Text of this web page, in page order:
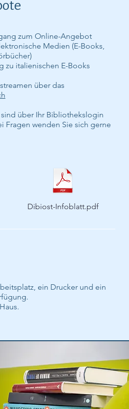
zum Online-Angebot
Medien (E-Books,
zu italienischen E-Books
über das
über Ihr Bibliothekslogin
Fragen wenden Sie sich gerne
Dibiost-Infoblatt.pdf
ein Drucker und ein